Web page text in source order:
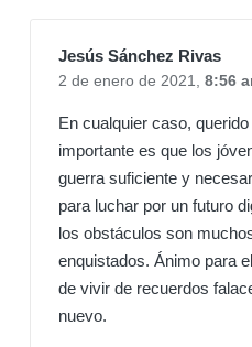
Jesús Sánchez Rivas
2 de enero de 2021, 8:56
En cualquier caso,
importante es que los
guerra suficiente y
para luchar por un futuro
los obstáculos son
enquistados. Ánimo para
de vivir de recuerdos
nuevo.